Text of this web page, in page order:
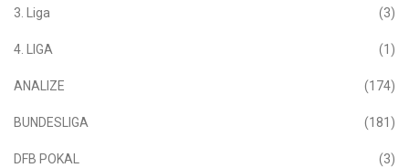
3. Liga (3)
4. LIGA (1)
ANALIZE (174)
BUNDESLIGA (181)
DFB POKAL (3)